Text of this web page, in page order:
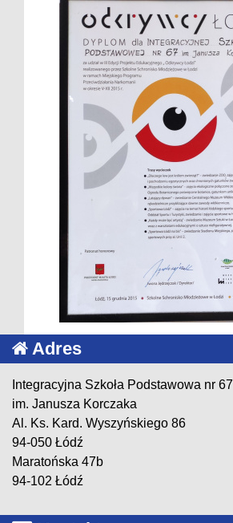
Adres
Integracyjna Szkoła Podstawowa nr 67
im. Janusza Korczaka
Al. Ks. Kard. Wyszyńskiego 86
94-050 Łódź
Maratońska 47b
94-102 Łódź